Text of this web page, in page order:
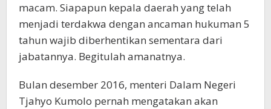
macam. Siapapun kepala daerah yang telah
menjadi terdakwa dengan ancaman hukuman 5
tahun wajib diberhentikan sementara dari
jabatannya. Begitulah amanatnya.
Bulan desember 2016, menteri Dalam Negeri
Tjahyo Kumolo pernah mengatakan akan